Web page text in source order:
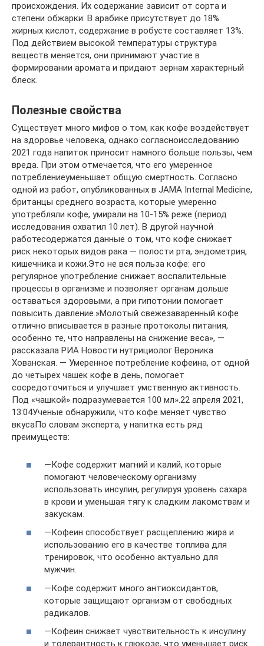
происхождения. Их содержание зависит от сорта и
степени обжарки. В арабике присутствует до 18%
жирных кислот, содержание в робусте составляет 13%.
Под действием высокой температуры структура
веществ меняется, они принимают участие в
формировании аромата и придают зернам характерный
блеск.
Полезные свойства
Существует много мифов о том, как кофе воздействует
на здоровье человека, однако согласноисследованию
2021 года напиток приносит намного больше пользы, чем
вреда. При этом отмечается, что его умеренное
потреблениеуменьшает общую смертность. Согласно
одной из работ, опубликованных в JAMA Internal Medicine,
британцы среднего возраста, которые умеренно
употребляли кофе, умирали на 10-15% реже (период
исследования охватил 10 лет). В другой научной
работесодержатся данные о том, что кофе снижает
риск некоторых видов рака — полости рта, эндометрия,
кишечника и кожи.Это не вся польза кофе: его
регулярное употребление снижает воспалительные
процессы в организме и позволяет органам дольше
оставаться здоровыми, а при гипотонии помогает
повысить давление.»Молотый свежезаваренный кофе
отлично вписывается в разные протоколы питания,
особенно те, что направлены на снижение веса», —
рассказала РИА Новости нутрициолог Вероника
Хованская. — Умеренное потребление кофеина, от одной
до четырех чашек кофе в день, помогает
сосредоточиться и улучшает умственную активность.
Под «чашкой» подразумевается 100 мл».22 апреля 2021,
13:04Ученые обнаружили, что кофе меняет чувство
вкусаПо словам эксперта, у напитка есть ряд
преимуществ:
—Кофе содержит магний и калий, которые
помогают человеческому организму
использовать инсулин, регулируя уровень сахара
в крови и уменьшая тягу к сладким лакомствам и
закускам.
—Кофеин способствует расщеплению жира и
использованию его в качестве топлива для
тренировок, что особенно актуально для
мужчин.
—Кофе содержит много антиоксидантов,
которые защищают организм от свободных
радикалов.
—Кофеин снижает чувствительность к инсулину
и толерантность к глюкозе, что уменьшает риск